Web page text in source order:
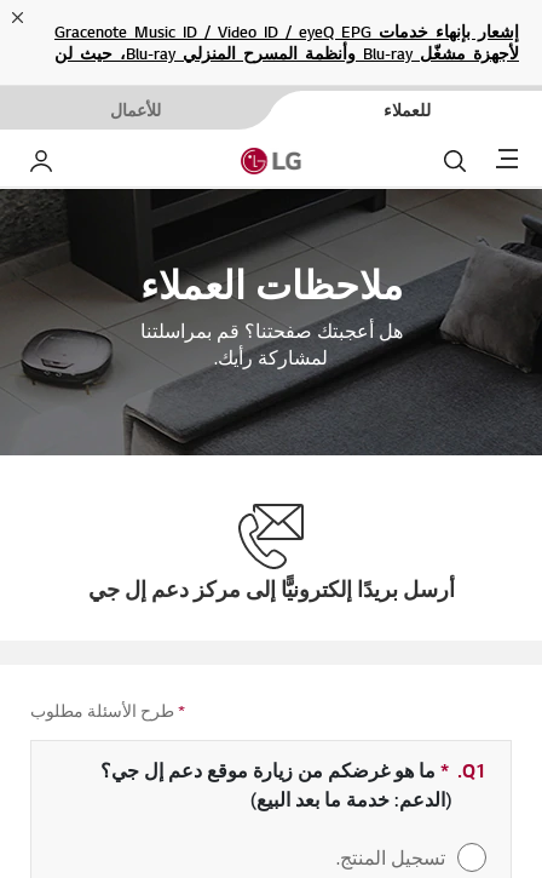
إشعار بإنهاء خدمات Gracenote Music ID / Video ID / eyeQ EPG
لأجهزة مشغّل Blu-ray وأنظمة المسرح المنزلي Blu-ray، حيث لن
للعملاء للأعمال
Menu بحث
ملاحظات العملاء
هل أعجبتك صفحتنا؟ قم بمراسلتنا
لمشاركة رأيك.
أرسل بريدًا إلكترونيًّا إلى مركز دعم إل جي
* طرح الأسئلة مطلوب
Q1.
* حقل مطلوب
ما هو غرضكم من زيارة موقع دعم إل جي؟
(الدعم: خدمة ما بعد البيع)
تسجيل المنتج.